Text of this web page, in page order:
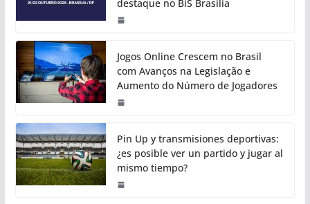
destaque no BiS Brasília
Jogos Online Crescem no Brasil
com Avanços na Legislação e
Aumento do Número de Jogadores
Pin Up y transmisiones deportivas:
¿es posible ver un partido y jugar al
mismo tiempo?